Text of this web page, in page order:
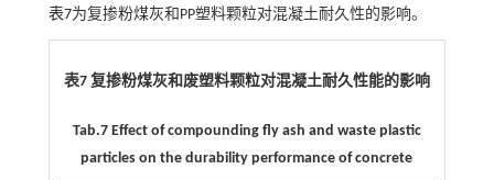
表7为复掺粉煤灰和PP塑料颗粒对混凝土耐久性的影响。
表7 复掺粉煤灰和废塑料颗粒对混凝土耐久性能的影响
Tab.7 Effect of compounding fly ash and waste plastic
particles on the durability performance of concrete